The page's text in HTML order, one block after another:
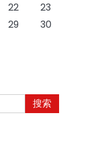
22
23
29
30